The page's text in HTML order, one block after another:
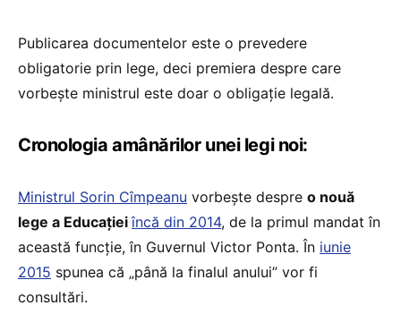
Publicarea documentelor este o prevedere
obligatorie prin lege, deci premiera despre care
vorbește ministrul este doar o obligație legală.
Cronologia amânărilor unei legi noi:
Ministrul Sorin Cîmpeanu vorbește despre o nouă
lege a Educațieiîncă din 2014, de la primul mandat în
această funcție, în Guvernul Victor Ponta. În iunie
2015 spunea că „până la finalul anului” vor fi
consultări.